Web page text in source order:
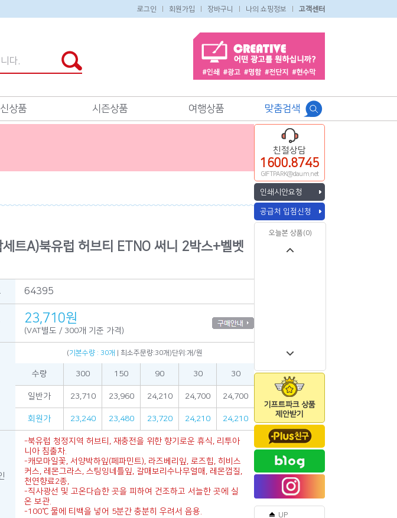
로그인 회원가입 장바구니 나의 쇼핑정보 고객센터
신상품 시즌상품 여행상품 맞춤검색
트A)북유럽 허브티 ETNO 써니 2박스+벨벳
64395
23,710원
(VAT별도 / 300개 기준 가격)
(기본수량 : 30개 | 최소주문량:30개)단위:개/원
수량 300 150 90 30 30
일반가 23,710 23,960 24,210 24,700 24,700
회원가 23,240 23,480 23,720 24,210 24,210
-북유럽 청정지역 허브티, 재충전을 위한 향기로운 휴식, 리투아
니아 침출차.
-캐모마일꽃, 서양박하잎(페파민트), 라즈베리잎, 로즈힙, 히비스
커스, 레몬그라스, 스팅잉네틀잎, 갈매보리수나무열매, 레몬껍질,
천연향료2종,
-직사광선 및 고온다습한 곳을 피하여 건조하고 서늘한 곳에 실
온 보관.
-100℃ 물에 티백을 넣어 5분간 충분히 우려서 음용.
친절상담
1600.8745
GIFTPARK@daum.net
인쇄시안요청
공급처 입점신청
오늘본 상품(0)
기프트파크 상품
제안받기
UP